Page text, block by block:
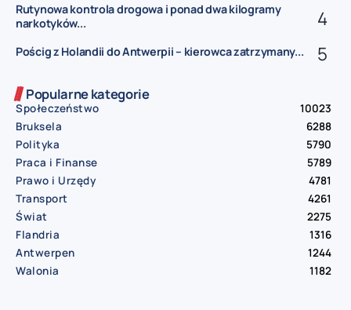
Rutynowa kontrola drogowa i ponad dwa kilogramy
narkotyków...
Pościg z Holandii do Antwerpii – kierowca zatrzymany...
Popularne kategorie
Społeczeństwo
10023
Bruksela
6288
Polityka
5790
Praca i Finanse
5789
Prawo i Urzędy
4781
Transport
4261
Świat
2275
Flandria
1316
Antwerpen
1244
Walonia
1182